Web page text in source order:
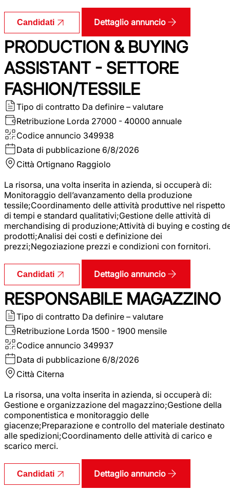
Candidati Dettaglio annuncio
PRODUCTION & BUYING
ASSISTANT - SETTORE
FASHION/TESSILE
Tipo di contratto Da definire – valutare
Retribuzione Lorda 27000 - 40000 annuale
Codice annuncio 349938
Data di pubblicazione 6/8/2026
Città Ortignano Raggiolo
La risorsa, una volta inserita in azienda, si occuperà di:
Monitoraggio dell’avanzamento della produzione
tessile;Coordinamento delle attività produttive nel rispetto
di tempi e standard qualitativi;Gestione delle attività di
merchandising di produzione;Attività di buying e costing
prodotti;Analisi dei costi e definizione dei
prezzi;Negoziazione prezzi e condizioni con fornitori.
Candidati Dettaglio annuncio
RESPONSABILE MAGAZZINO
Tipo di contratto Da definire – valutare
Retribuzione Lorda 1500 - 1900 mensile
Codice annuncio 349937
Data di pubblicazione 6/8/2026
Città Citerna
La risorsa, una volta inserita in azienda, si occuperà di:
Gestione e organizzazione del magazzino;Gestione della
componentistica e monitoraggio delle
giacenze;Preparazione e controllo del materiale destinato
alle spedizioni;Coordinamento delle attività di carico e
scarico merci.
Candidati Dettaglio annuncio